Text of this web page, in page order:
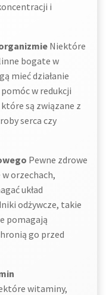
i
Niektóre
bogate w
mieć działanie
w redukcji
są związane z
serca czy
Pewne zdrowe
orzechach,
układ
odżywcze, takie
pomagają
go przed
witaminy,